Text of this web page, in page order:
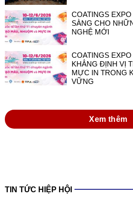
COATINGS
SÀNG CHO
NGHỆ MỚI
COATINGS
KHẲNG ĐỊNH VỊ
MỰC IN TRONG
VỮNG
Xem thêm
TIN TỨC HIỆP HỘI